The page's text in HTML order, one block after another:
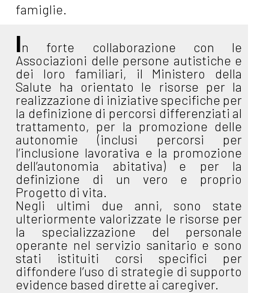
famiglie.
In forte collaborazione con le
Associazioni delle persone autistiche e
dei loro familiari, il Ministero della
Salute ha orientato le risorse per la
realizzazione di iniziative specifiche per
la definizione di percorsi differenziati al
trattamento, per la promozione delle
autonomie (inclusi percorsi per
l’inclusione lavorativa e la promozione
dell’autonomia abitativa) e per la
definizione di un vero e proprio
Progetto di vita.
Negli ultimi due anni, sono state
ulteriormente valorizzate le risorse per
la specializzazione del personale
operante nel servizio sanitario e sono
stati istituiti corsi specifici per
diffondere l’uso di strategie di supporto
evidence based dirette ai caregiver.